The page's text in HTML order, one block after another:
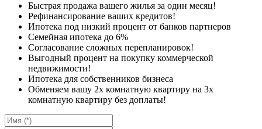
Быстрая продажа вашего жилья за один месяц!
Рефинансирование ваших кредитов!
Ипотека под низкий процент от банков партнеров
Семейная ипотека до 6%
Согласование сложных перепланировок!
Выгодный процент на покупку коммерческой
недвижимости!
Ипотека для собственников бизнеса
Обменяем вашу 2х комнатную квартиру на 3х
комнатную квартиру без доплаты!